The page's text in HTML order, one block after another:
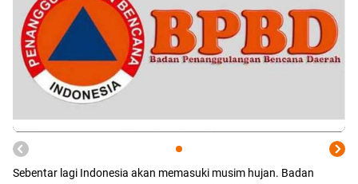
Sebentar lagi Indonesia akan memasuki musim hujan. Badan